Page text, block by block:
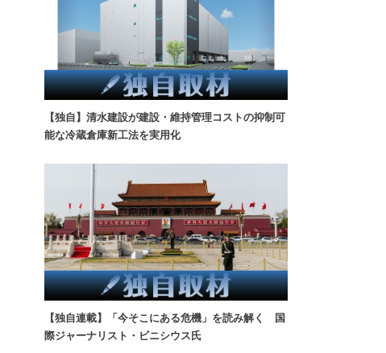
【独自】清水建設が建設・維持管理コストの抑制可
能な冷蔵倉庫新工法を実用化
【独自連載】「今そこにある危機」を読み解く 国
際ジャーナリスト・ビニシウス氏